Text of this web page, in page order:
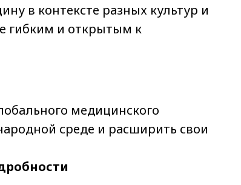
в контексте разных культур и
гибким и открытым к
медицинского
среде и расширить свои